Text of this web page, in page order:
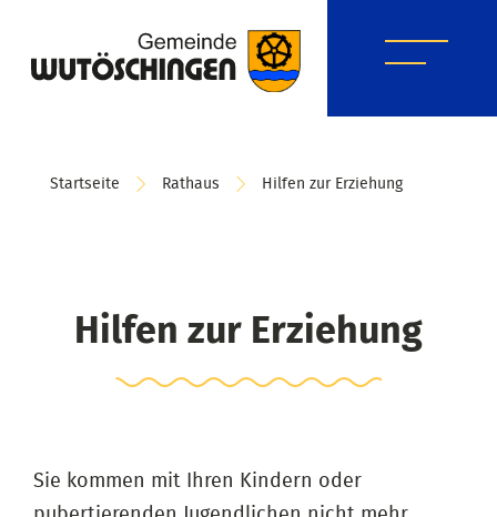
Startseite Rathaus Hilfen zur Erziehung
Hilfen zur Erziehung
Sie kommen mit Ihren Kindern oder